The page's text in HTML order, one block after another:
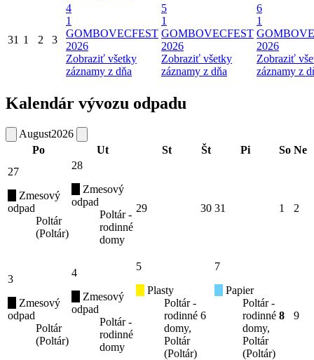
31 1 2 3
4
1
GOMBOVECFEST
2026
Zobraziť všetky
záznamy z dňa
5
1
GOMBOVECFEST
2026
Zobraziť všetky
záznamy z dňa
6
1
2026
Zobraziť
záznamy z
Kalendár vývozu odpadu
August2026
Po
Ut St Št Pi So Ne
27
Zmesový
odpad
Poltár
(Poltár)
28
Zmesový
odpad
Poltár -
rodinné
domy
29 30 31 1 2
3
Zmesový
odpad
Poltár
(Poltár)
4
Zmesový
odpad
Poltár -
rodinné
domy
5
Plasty
Poltár -
rodinné
domy,
Poltár
(Poltár)
6
7
Papier
Poltár -
rodinné
domy,
Poltár
(Poltár)
8 9